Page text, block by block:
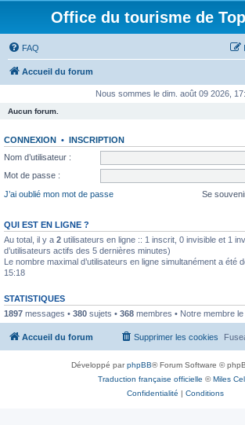
Office du tourisme de
FAQ
Accueil du forum
Nous sommes le dim. août 09 2026,
Aucun forum.
CONNEXION • INSCRIPTION
Nom d’utilisateur :
Mot de passe :
J’ai oublié mon mot de passe
Se
QUI EST EN LIGNE ?
Au total, il y a 2 utilisateurs en ligne :: 1 inscrit, 0 invisible et 1
d’utilisateurs actifs des 5 dernières minutes)
Le nombre maximal d’utilisateurs en ligne simultanément a été
15:18
STATISTIQUES
1897 messages • 380 sujets • 368 membres • Notre membre
Accueil du forum Supprimer les cookies
Développé parphpBB® Forum Software ©
Traduction française officielle ©Miles
Confidentialité | Conditions